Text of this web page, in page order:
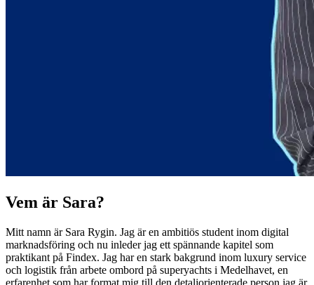
Vem är Sara?
Mitt namn är Sara Rygin. Jag är en ambitiös student inom digital
marknadsföring och nu inleder jag ett spännande kapitel som
praktikant på Findex. Jag har en stark bakgrund inom luxury service
och logistik från arbete ombord på superyachts i Medelhavet, en
erfarenhet som har format mig till den detaljorienterade person jag är